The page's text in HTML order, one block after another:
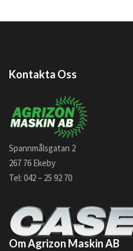
Kontakta Oss
Spannmålsgatan 2
267 76 Ekeby
Tel: 042 – 25 92 70
Om Agrizon Maskin AB